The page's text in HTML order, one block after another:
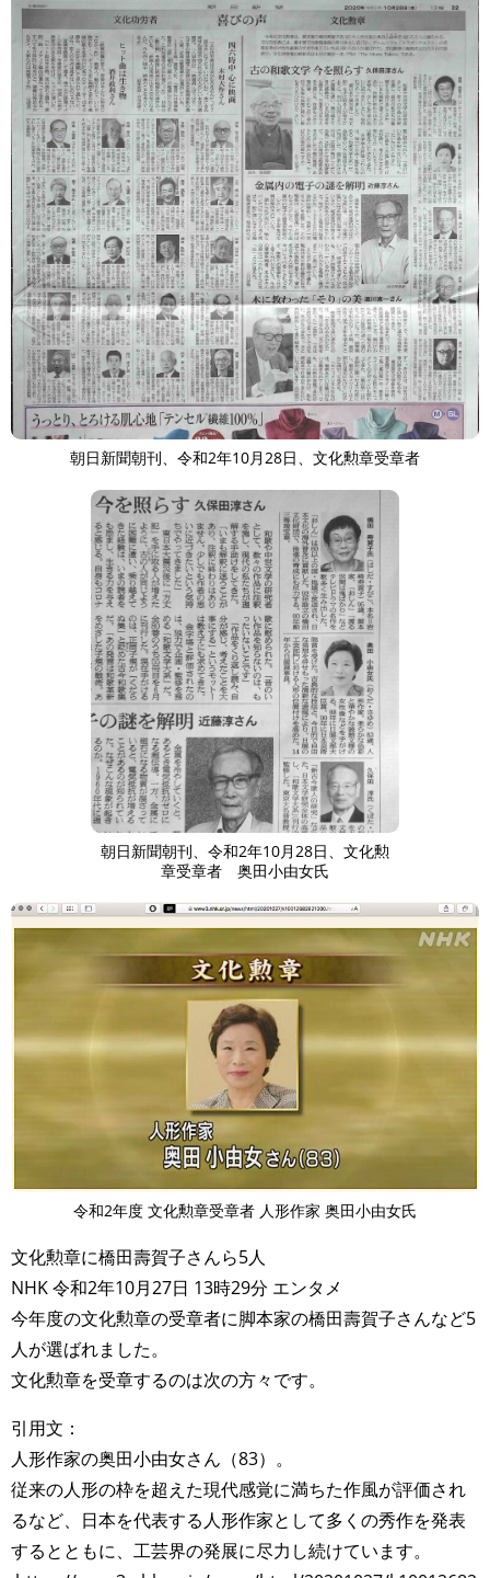
朝日新聞朝刊、令和2年10月28日、文化勲章受章者
朝日新聞朝刊、令和2年10月28日、文化勲
章受章者 奥田小由女氏
令和2年度 文化勲章受章者 人形作家 奥田小由女氏
文化勲章に橋田壽賀子さんら5人
NHK 令和2年10月27日 13時29分 エンタメ
今年度の文化勲章の受章者に脚本家の橋田壽賀子さんなど5
人が選ばれました。
文化勲章を受章するのは次の方々です。
引用文：
人形作家の奥田小由女さん（83）。
従来の人形の枠を超えた現代感覚に満ちた作風が評価され
るなど、日本を代表する人形作家として多くの秀作を発表
するとともに、工芸界の発展に尽力し続けています。